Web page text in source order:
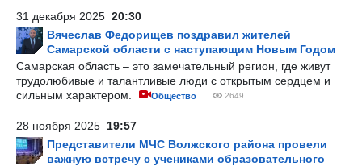
31 декабря 2025 20:30
Вячеслав Федорищев поздравил жителей
Самарской области с наступающим Новым Годом
Самарская область – это замечательный регион, где живут
трудолюбивые и талантливые люди с открытым сердцем и
сильным характером.
Общество 2649
28 ноября 2025 19:57
Представители МЧС Волжского района провели
важную встречу с учениками образовательного